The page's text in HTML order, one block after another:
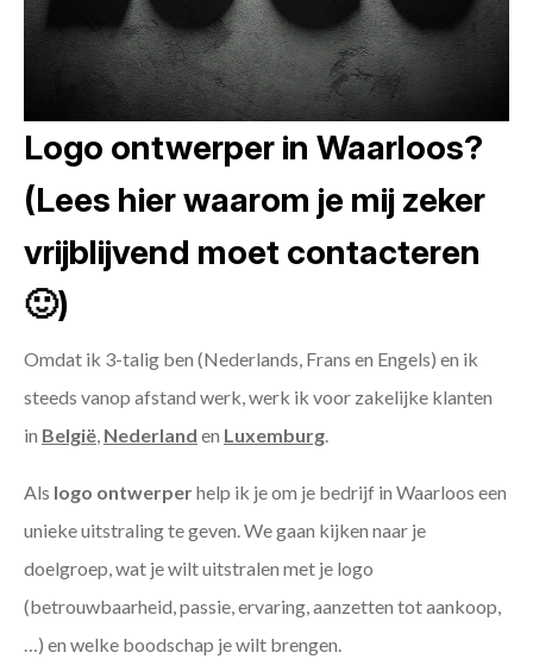
Logo ontwerper in Waarloos?
(Lees hier waarom je mij zeker
vrijblijvend moet contacteren
🙂)
Omdat ik 3-talig ben (Nederlands, Frans en Engels) en ik
steeds vanop afstand werk, werk ik voor zakelijke klanten
in België, Nederland en Luxemburg.
Als logo ontwerperhelp ik je om je bedrijf in Waarloos een
unieke uitstraling te geven. We gaan kijken naar je
doelgroep, wat je wilt uitstralen met je logo
(betrouwbaarheid, passie, ervaring, aanzetten tot aankoop,
…) en welke boodschap je wilt brengen.